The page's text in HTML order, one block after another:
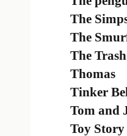
The
The
The
Thomas
Tinker
Tom and
Toy Story